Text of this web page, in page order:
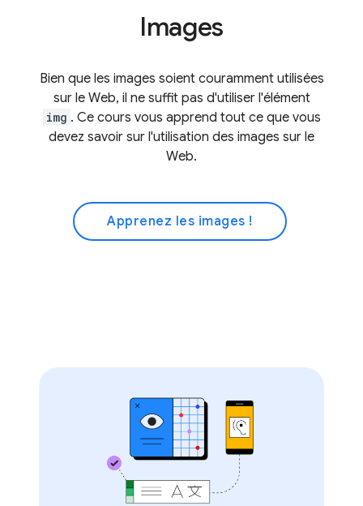
Images
Bien que les images soient couramment utilisées
sur le Web, il ne suffit pas d'utiliser l'élément
img . Ce cours vous apprend tout ce que vous
devez savoir sur l'utilisation des images sur le
Web.
Apprenez les images !